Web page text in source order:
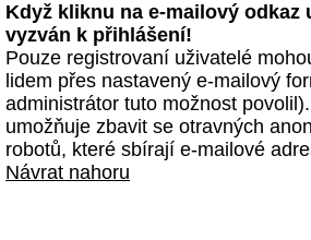
Když kliknu na e-mailový odkaz
vyzván k přihlášení!
Pouze registrovaní uživatelé
lidem přes nastavený e-mailový
administrátor tuto možnost
umožňuje zbavit se otravných
robotů, které sbírají e-mailové
Návrat nahoru